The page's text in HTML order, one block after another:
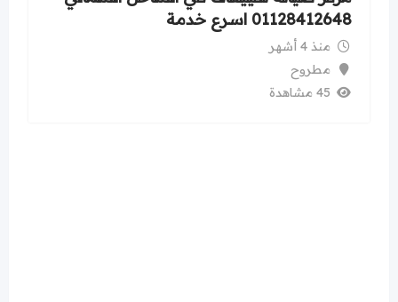
01128412648 اسرع خدمة
منذ 4 أشهر
مطروح
45 مشاهدة